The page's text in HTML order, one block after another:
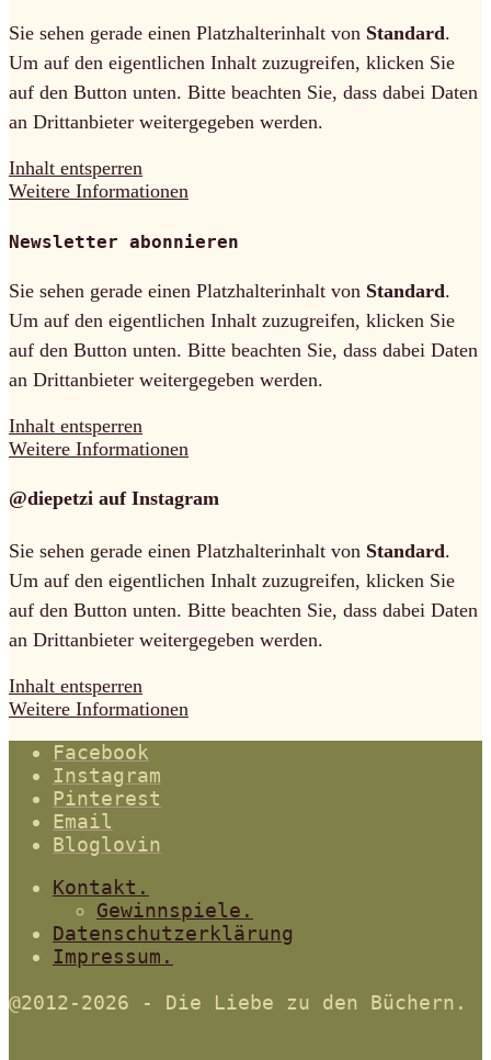
Sie sehen gerade einen Platzhalterinhalt von Standard.
Um auf den eigentlichen Inhalt zuzugreifen, klicken Sie
auf den Button unten. Bitte beachten Sie, dass dabei Daten
an Drittanbieter weitergegeben werden.
Inhalt entsperren
Weitere Informationen
Newsletter abonnieren
Sie sehen gerade einen Platzhalterinhalt von Standard.
Um auf den eigentlichen Inhalt zuzugreifen, klicken Sie
auf den Button unten. Bitte beachten Sie, dass dabei Daten
an Drittanbieter weitergegeben werden.
Inhalt entsperren
Weitere Informationen
@diepetzi auf Instagram
Sie sehen gerade einen Platzhalterinhalt von Standard.
Um auf den eigentlichen Inhalt zuzugreifen, klicken Sie
auf den Button unten. Bitte beachten Sie, dass dabei Daten
an Drittanbieter weitergegeben werden.
Inhalt entsperren
Weitere Informationen
Facebook
Instagram
Pinterest
Email
Bloglovin
Kontakt.
Gewinnspiele.
Datenschutzerklärung
Impressum.
@2012-2026 - Die Liebe zu den Büchern.